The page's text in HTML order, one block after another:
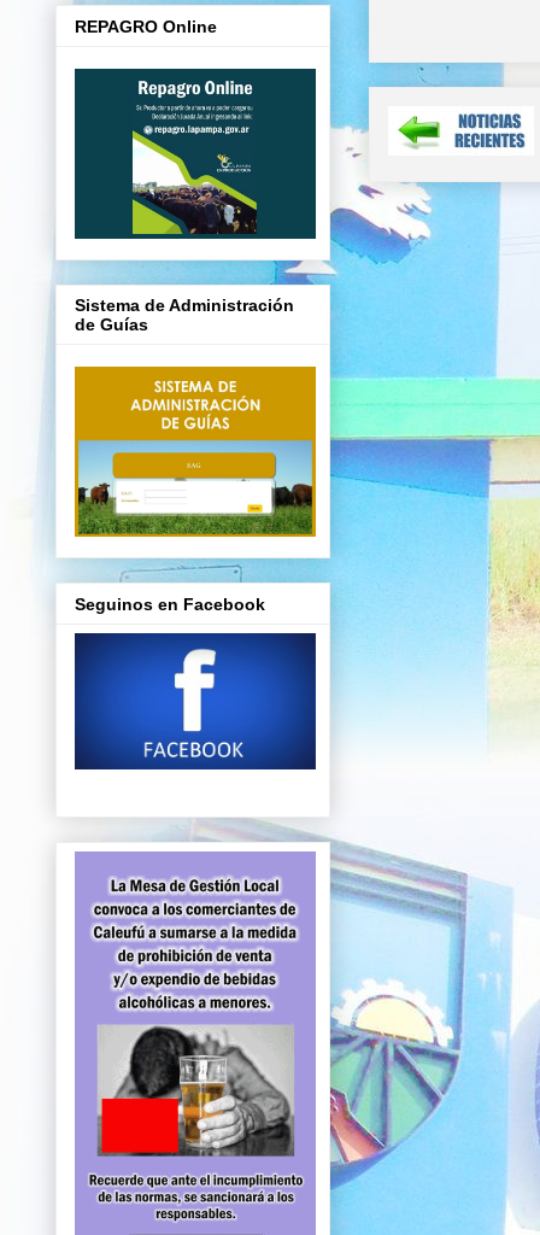
REPAGRO Online
Sistema de Administración
de Guías
Seguinos en Facebook